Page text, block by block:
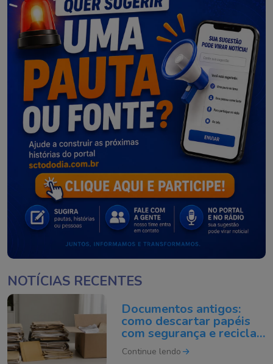
NOTÍCIAS RECENTES
Documentos antigos:
como descartar papéis
com segurança e reciclar
do jeito certo
Continue lendo